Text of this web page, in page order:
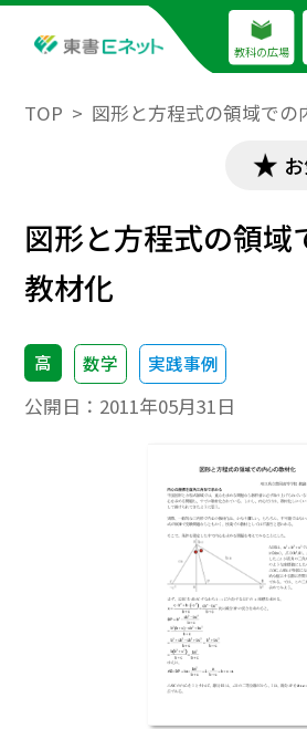
教科の広場
TOP 図形と方程式の領域での
図形と方程式の領域
教材化
高 数学 実践事例
公開日： 2011年05月31日